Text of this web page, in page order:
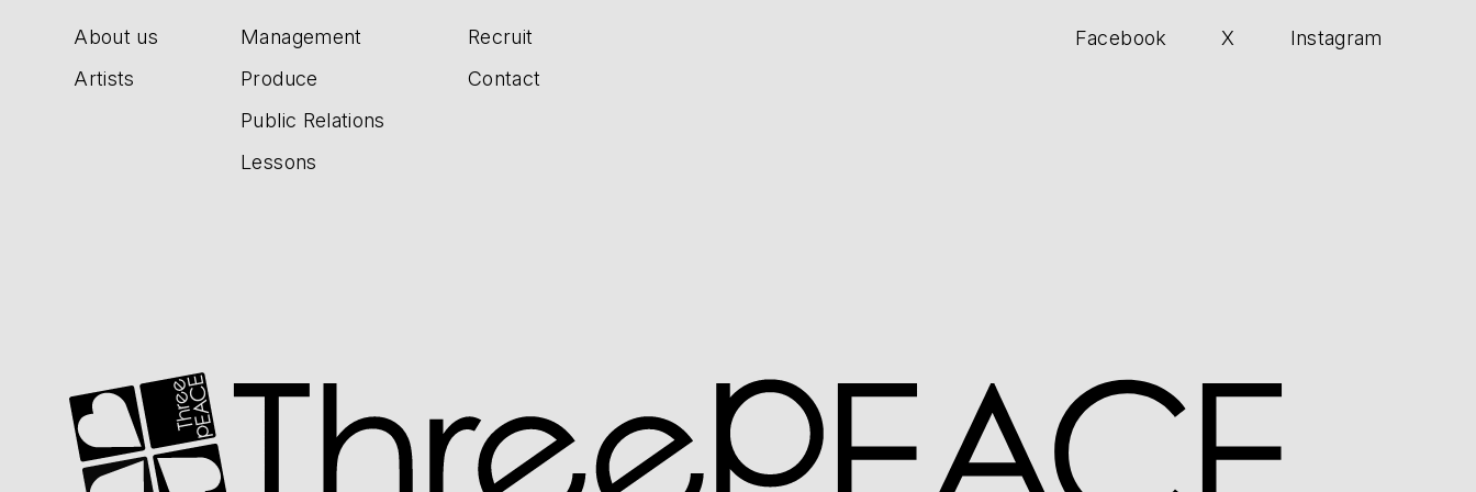
About us
Artists
Management
Produce
Public Relations
Lessons
Recruit
Contact
Facebook X Instagram